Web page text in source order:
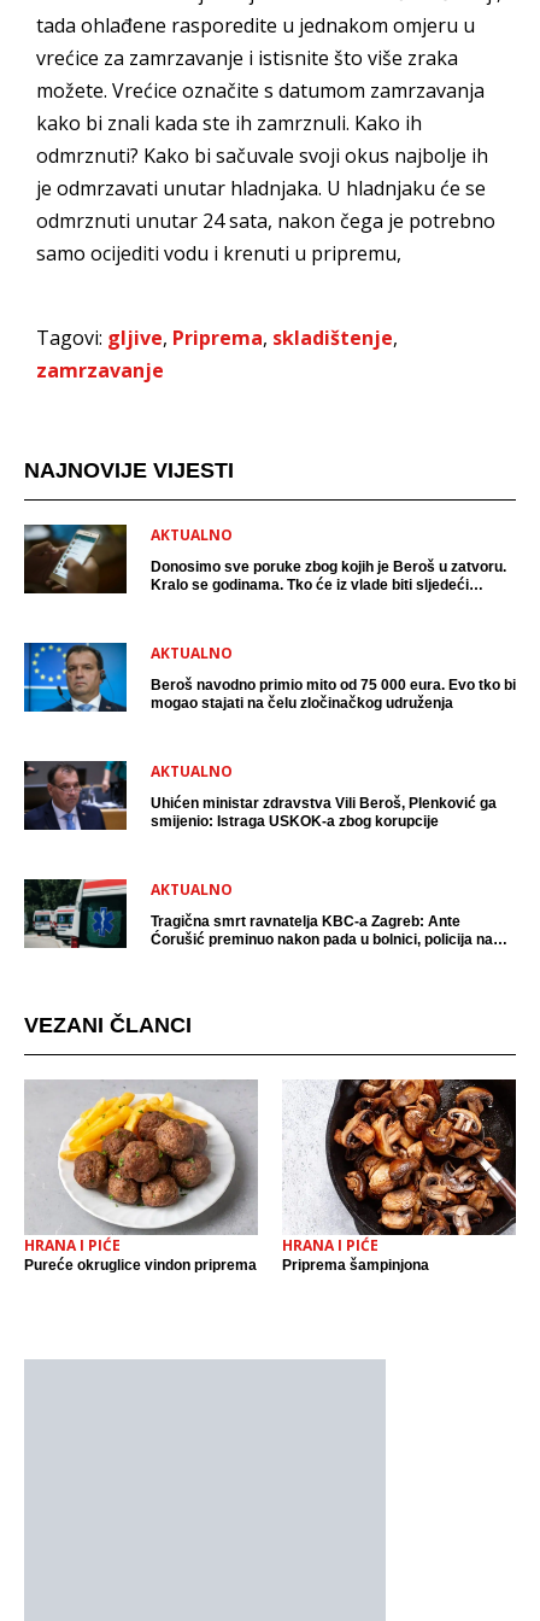
tada ohlađene rasporedite u jednakom omjeru u
vrećice za zamrzavanje i istisnite što više zraka
možete. Vrećice označite s datumom zamrzavanja
kako bi znali kada ste ih zamrznuli. Kako ih
odmrznuti? Kako bi sačuvale svoji okus najbolje ih
je odmrzavati unutar hladnjaka. U hladnjaku će se
odmrznuti unutar 24 sata, nakon čega je potrebno
samo ocijediti vodu i krenuti u pripremu,
Tagovi: gljive, Priprema, skladištenje,
zamrzavanje
NAJNOVIJE VIJESTI
AKTUALNO
Donosimo sve poruke zbog kojih je Beroš u zatvoru.
Kralo se godinama. Tko će iz vlade biti sljedeći
AKTUALNO
Beroš navodno primio mito od 75 000 eura. Evo tko bi
mogao stajati na čelu zločinačkog udruženja
AKTUALNO
Uhićen ministar zdravstva Vili Beroš, Plenković ga
smijenio: Istraga USKOK-a zbog korupcije
AKTUALNO
Tragična smrt ravnatelja KBC-a Zagreb: Ante
Ćorušić preminuo nakon pada u bolnici, policija na
VEZANI ČLANCI
HRANA I PIĆE
Pureće okruglice vindon priprema
HRANA I PIĆE
Priprema šampinjona